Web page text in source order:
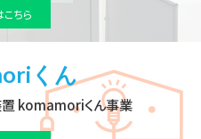
ちら
くん
komamoriくん事業